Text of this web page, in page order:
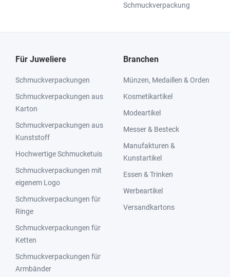
Schmuckverpackung
Für Juweliere
Schmuckverpackungen
Schmuckverpackungen aus
Karton
Schmuckverpackungen aus
Kunststoff
Hochwertige Schmucketuis
Schmuckverpackungen mit
eigenem Logo
Schmuckverpackungen für
Ringe
Schmuckverpackungen für
Ketten
Schmuckverpackungen für
Armbänder
Branchen
Münzen, Medaillen & Orden
Kosmetikartikel
Modeartikel
Messer & Besteck
Manufakturen &
Kunstartikel
Essen & Trinken
Werbeartikel
Versandkartons